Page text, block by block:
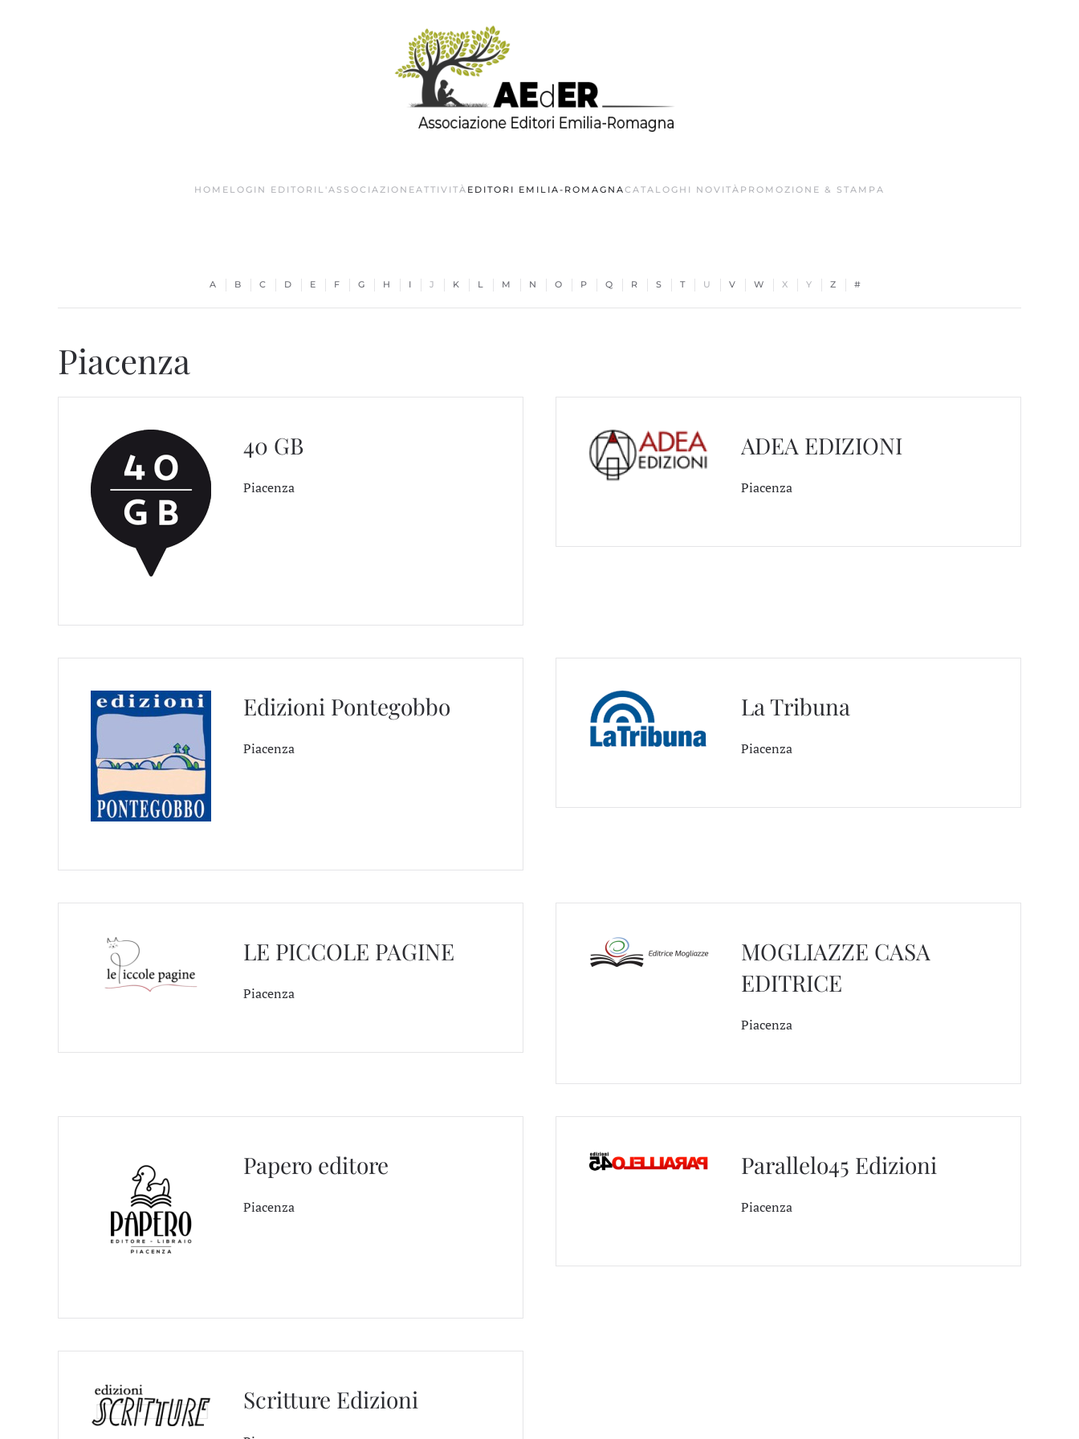
HOME LOGIN EDITORI L'ASSOCIAZIONEATTIVITÀ EDITORI EMILIA-ROMAGNACATALOGHI NOVITÀ PROMOZIONE & STAMPA
A B C D E F G H I J K L M N O P Q R S T U V W X Y Z #
Piacenza
40 GB
Piacenza
ADEA EDIZIONI
Piacenza
Edizioni Pontegobbo
Piacenza
La Tribuna
Piacenza
LE PICCOLE PAGINE
Piacenza
MOGLIAZZE CASA
EDITRICE
Piacenza
Papero editore
Piacenza
Parallelo45 Edizioni
Piacenza
Scritture Edizioni